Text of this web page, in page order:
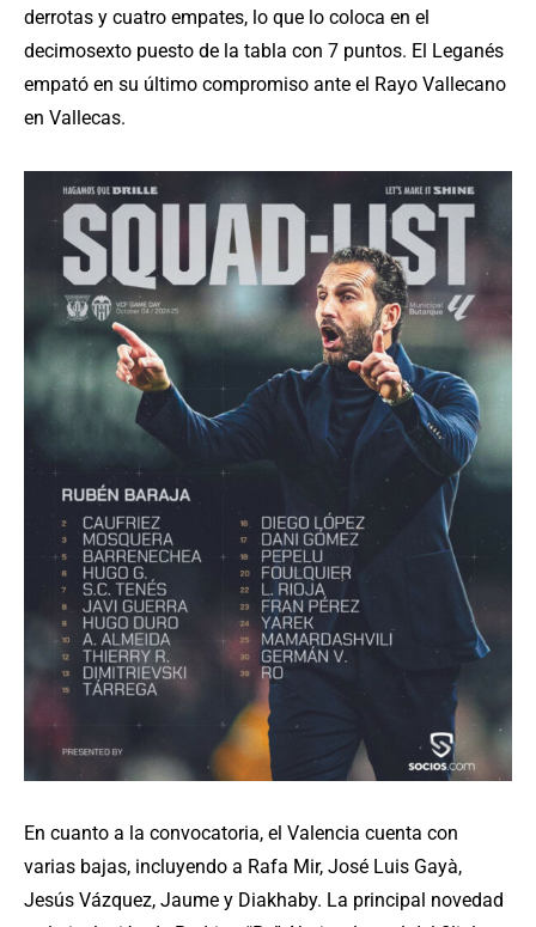
derrotas y cuatro empates, lo que lo coloca en el
decimosexto puesto de la tabla con 7 puntos. El Leganés
empató en su último compromiso ante el Rayo Vallecano
en Vallecas.
En cuanto a la convocatoria, el Valencia cuenta con
varias bajas, incluyendo a Rafa Mir, José Luis Gayà,
Jesús Vázquez, Jaume y Diakhaby. La principal novedad